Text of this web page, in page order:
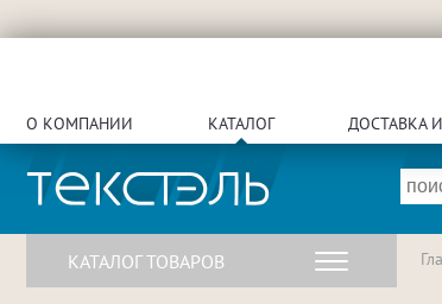
О КОМПАНИИ КАТАЛОГ ДОСТАВКА
КАТАЛОГ ТОВАРОВ